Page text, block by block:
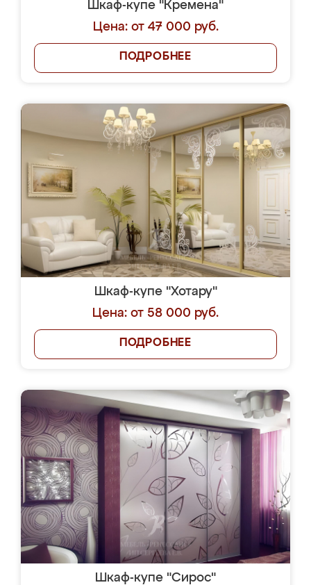
Шкаф-купе "Кремена"
Цена: от 47 000 руб.
ПОДРОБНЕЕ
Шкаф-купе "Хотару"
Цена: от 58 000 руб.
ПОДРОБНЕЕ
Шкаф-купе "Сирос"